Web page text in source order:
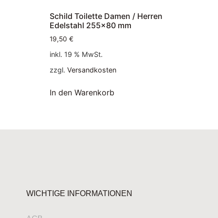
Schild Toilette Damen / Herren
Edelstahl 255×80 mm
19,50 €
inkl. 19 % MwSt.
zzgl. Versandkosten
In den Warenkorb
WICHTIGE INFORMATIONEN